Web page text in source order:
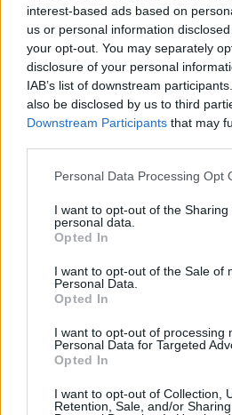
interest-based ads based on
us or personal information
your opt-out. You may separately
disclosure of your personal
IAB’s list of downstream
also be disclosed by us to third
Downstream Participants that may
Please note that this website/app
not limited to your visit or usage
grant or deny consent to Google
use your data for below specified
consent section.
Personal Data Processing Opt
I want to opt-out of the Sharing
personal data.
Opted In
I want to opt-out of the Sale of
Personal Data.
Opted In
I want to opt-out of processing
Personal Data for Targeted
Opted In
I want to opt-out of Collection,
Retention, Sale, and/or
Gallura, finti clienti
50mila nel resort
Meteo Olbia 7 agosto,
protagonisti
Test tunnel Olbia:
fine agosto
amate dell’estate 2026
Nuovi posti auto in via
provvisorio a La
Allarme truffe a